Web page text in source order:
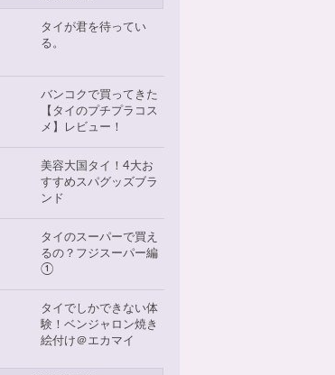
タイが君を待ってい
る。
バンコクで買ってきた
【タイのプチプラコス
メ】レビュー！
美容大国タイ！4大お
すすめスパグッズブラ
ンド
タイのスーパーで買え
るの？フジスーパー編
①
タイでしかできない体
験！ベンジャロン焼き
絵付け＠エカマイ